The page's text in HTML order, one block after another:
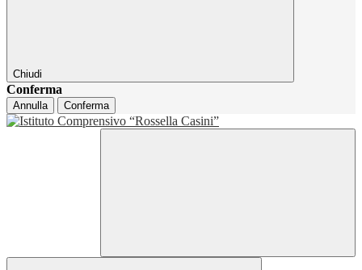
Chiudi
Conferma
Annulla Conferma